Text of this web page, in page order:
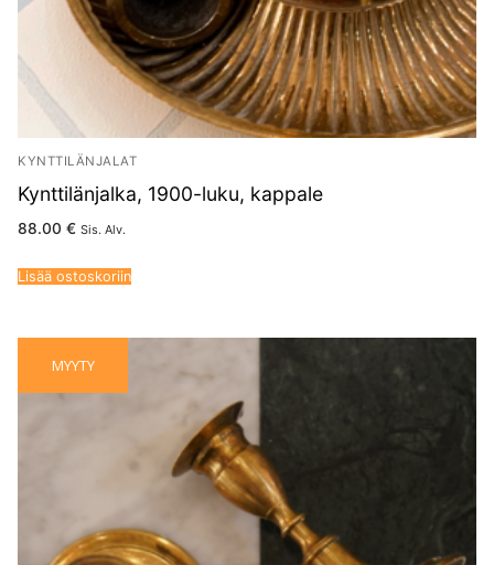
KYNTTILÄNJALAT
Kynttilänjalka, 1900-luku, kappale
88.00 € Sis. Alv.
Lisää ostoskoriin
MYYTY